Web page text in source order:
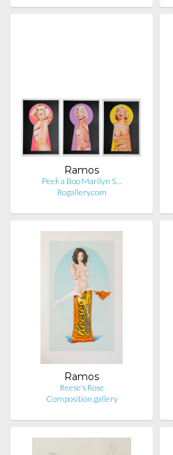
Ramos
Peek a Boo Marilyn S…
Rogallery.com
Ramos
Reese's Rose
Composition.gallery